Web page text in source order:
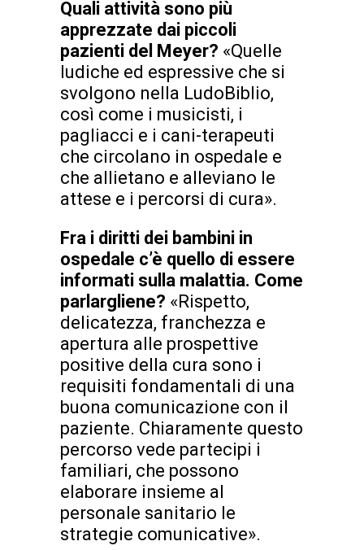
Quali attività sono più
apprezzate dai piccoli
pazienti del Meyer? «Quelle
ludiche ed espressive che si
svolgono nella LudoBiblio,
così come i musicisti, i
pagliacci e i cani-terapeuti
che circolano in ospedale e
che allietano e alleviano le
attese e i percorsi di cura».
Fra i diritti dei bambini in
ospedale c’è quello di essere
informati sulla malattia. Come
parlargliene? «Rispetto,
delicatezza, franchezza e
apertura alle prospettive
positive della cura sono i
requisiti fondamentali di una
buona comunicazione con il
paziente. Chiaramente questo
percorso vede partecipi i
familiari, che possono
elaborare insieme al
personale sanitario le
strategie comunicative».